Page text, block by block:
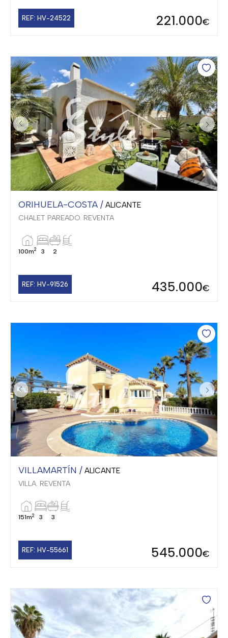
REF: HV-24522 221.000€
ORIHUELA-COSTA / ALICANTE
CHALET PAREADO. REVENTA
100m2 3 2
REF: HV-91526 435.000€
VILLAMARTÍN / ALICANTE
VILLA. REVENTA
151m2 3 3
REF: HV-55661 545.000€